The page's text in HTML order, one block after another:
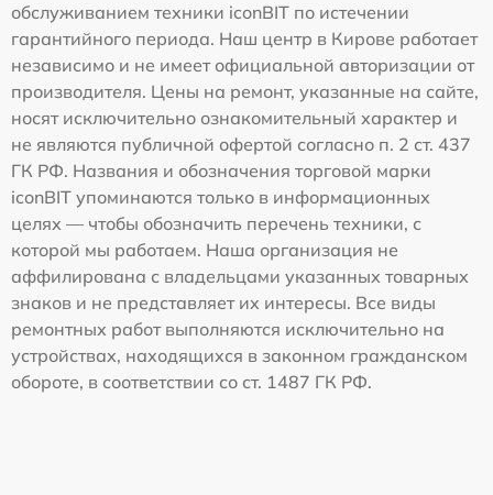
обслуживанием техники iconBIT по истечении
гарантийного периода. Наш центр в Кирове работает
независимо и не имеет официальной авторизации от
производителя. Цены на ремонт, указанные на сайте,
носят исключительно ознакомительный характер и
не являются публичной офертой согласно п. 2 ст. 437
ГК РФ. Названия и обозначения торговой марки
iconBIT упоминаются только в информационных
целях — чтобы обозначить перечень техники, с
которой мы работаем. Наша организация не
аффилирована с владельцами указанных товарных
знаков и не представляет их интересы. Все виды
ремонтных работ выполняются исключительно на
устройствах, находящихся в законном гражданском
обороте, в соответствии со ст. 1487 ГК РФ.